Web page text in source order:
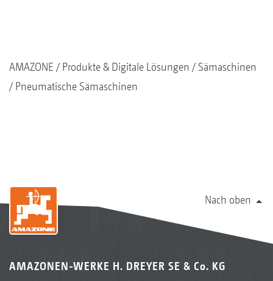
AMAZONE Produkte & Digitale Lösungen
Sämaschinen
Pneumatische Sämaschinen
Nach oben
AMAZONEN-WERKE H. DREYER SE & Co. KG